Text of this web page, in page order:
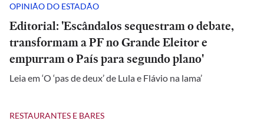
OPINIÃO DO ESTADÃO
Editorial: 'Escândalos sequestram o debate,
transformam a PF no Grande Eleitor e
empurram o País para segundo plano'
Leia em ‘O ‘pas de deux’ de Lula e Flávio na lama’
RESTAURANTES E BARES